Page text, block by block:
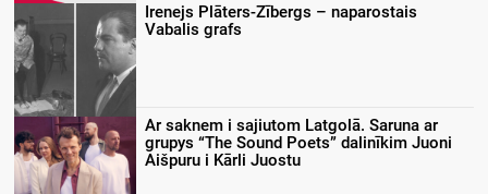
Irenejs Plāters-Zībergs – naparostais
Vabalis grafs
Ar saknem i sajiutom Latgolā. Saruna ar
grupys “The Sound Poets” dalinīkim Juoni
Aišpuru i Kārli Juostu